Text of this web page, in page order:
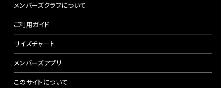
メンバーズクラブについて
ご利用ガイド
サイズチャート
メンバーズアプリ
このサイトについて